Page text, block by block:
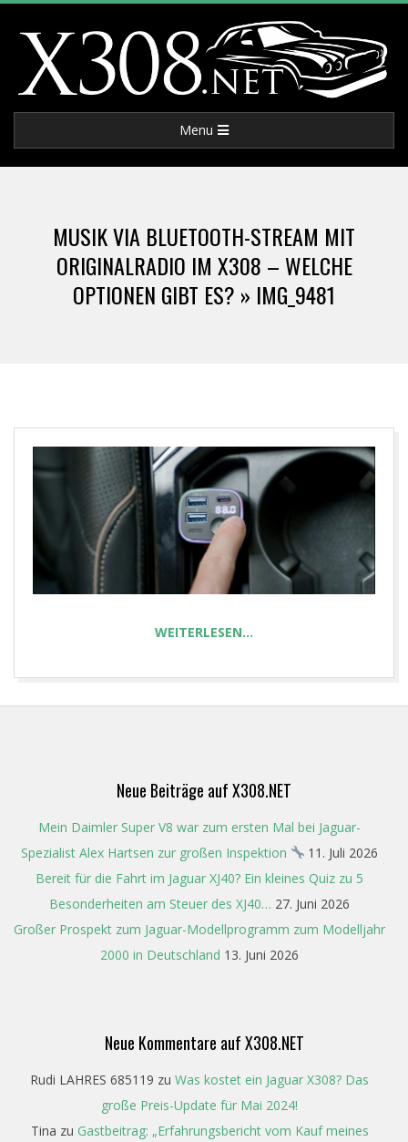
content
X
3
E
T
Navigation
Menu
MUSIK VIA BLUETOOTH-STREAM MIT
ORIGINALRADIO IM X308 – WELCHE
OPTIONEN GIBT ES? » IMG_9481
WEITERLESEN…
Neue Beiträge auf X308.NET
Mein Daimler Super V8 war zum ersten Mal bei Jaguar-
Spezialist Alex Hartsen zur großen Inspektion
11. Juli 2026
Bereit für die Fahrt im Jaguar XJ40? Ein kleines Quiz zu 5
Besonderheiten am Steuer des XJ40… 27. Juni 2026
Großer Prospekt zum Jaguar-Modellprogramm zum Modelljahr
2000 in Deutschland 13. Juni 2026
Neue Kommentare auf X308.NET
Rudi LAHRES 685119 zu Was kostet ein Jaguar X308? Das
große Preis-Update für Mai 2024!
Tina zu Gastbeitrag: „Erfahrungsbericht vom Kauf meines